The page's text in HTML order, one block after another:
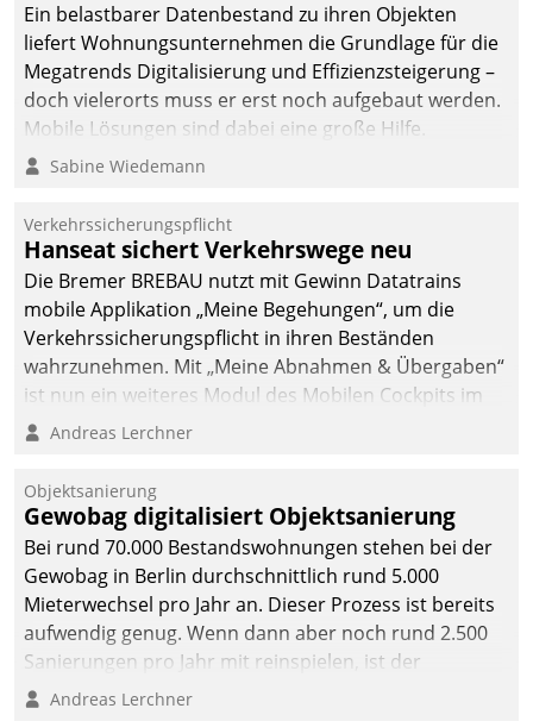
Ein belastbarer Datenbestand zu ihren Objekten
liefert Wohnungsunternehmen die Grundlage für die
Megatrends Digitalisierung und Effizienzsteigerung –
doch vielerorts muss er erst noch aufgebaut werden.
Mobile Lösungen sind dabei eine große Hilfe.
Sabine Wiedemann
Verkehrssicherungspflicht
Hanseat sichert Verkehrswege neu
Die Bremer BREBAU nutzt mit Gewinn Datatrains
mobile Applikation „Meine Begehungen“, um die
Verkehrssicherungspflicht in ihren Beständen
wahrzunehmen. Mit „Meine Abnahmen & Übergaben“
ist nun ein weiteres Modul des Mobilen Cockpits im
Einsatz.
Andreas Lerchner
Objektsanierung
Gewobag digitalisiert Objektsanierung
Bei rund 70.000 Bestandswohnungen stehen bei der
Gewobag in Berlin durchschnittlich rund 5.000
Mieterwechsel pro Jahr an. Dieser Prozess ist bereits
aufwendig genug. Wenn dann aber noch rund 2.500
Sanierungen pro Jahr mit reinspielen, ist der
Betreuungs- und Organisationsaufwand immens. Im
Andreas Lerchner